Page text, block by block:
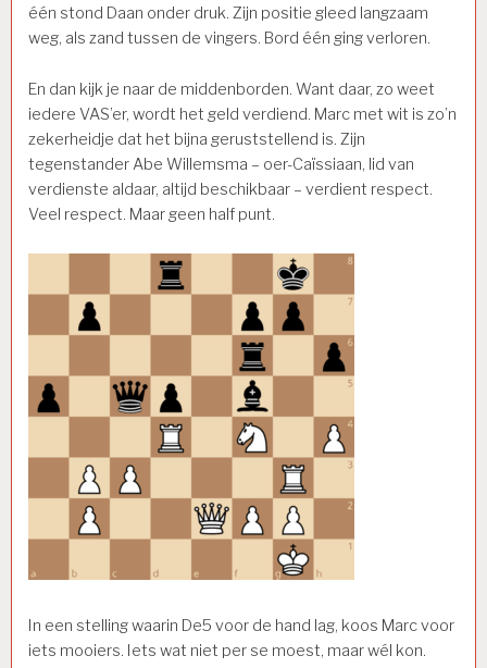
één stond Daan onder druk. Zijn positie gleed langzaam
weg, als zand tussen de vingers. Bord één ging verloren.
En dan kijk je naar de middenborden. Want daar, zo weet
iedere VAS’er, wordt het geld verdiend. Marc met wit is zo’n
zekerheidje dat het bijna geruststellend is. Zijn
tegenstander Abe Willemsma – oer-Caïssiaan, lid van
verdienste aldaar, altijd beschikbaar – verdient respect.
Veel respect. Maar geen half punt.
In een stelling waarin De5 voor de hand lag, koos Marc voor
iets mooiers. Iets wat niet per se moest, maar wél kon.